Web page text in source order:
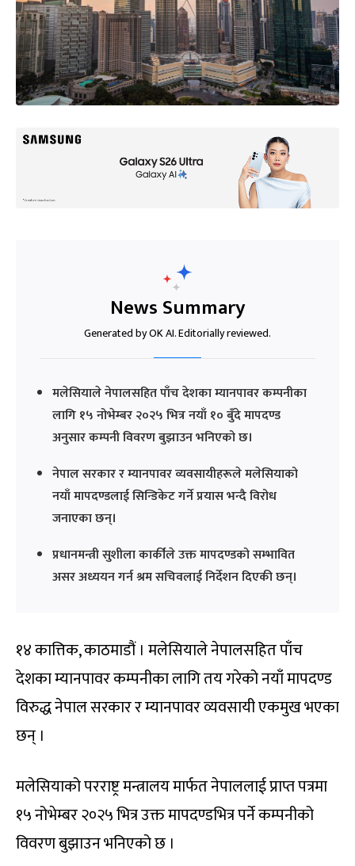
News Summary
Generated by OK AI. Editorially reviewed.
मलेसियाले नेपालसहित पाँच देशका म्यानपावर कम्पनीका
लागि १५ नोभेम्बर २०२५ भित्र नयाँ १० बुँदे मापदण्ड
अनुसार कम्पनी विवरण बुझाउन भनिएको छ।
नेपाल सरकार र म्यानपावर व्यवसायीहरूले मलेसियाको
नयाँ मापदण्डलाई सिन्डिकेट गर्ने प्रयास भन्दै विरोध
जनाएका छन्।
प्रधानमन्त्री सुशीला कार्कीले उक्त मापदण्डको सम्भावित
असर अध्ययन गर्न श्रम सचिवलाई निर्देशन दिएकी छन्।
१४ कात्तिक, काठमाडौं । मलेसियाले नेपालसहित पाँच
देशका म्यानपावर कम्पनीका लागि तय गरेको नयाँ मापदण्ड
विरुद्ध नेपाल सरकार र म्यानपावर व्यवसायी एकमुख भएका
छन् ।
मलेसियाको परराष्ट्र मन्त्रालय मार्फत नेपाललाई प्राप्त पत्रमा
१५ नोभेम्बर २०२५ भित्र उक्त मापदण्डभित्र पर्ने कम्पनीको
विवरण बुझाउन भनिएको छ ।